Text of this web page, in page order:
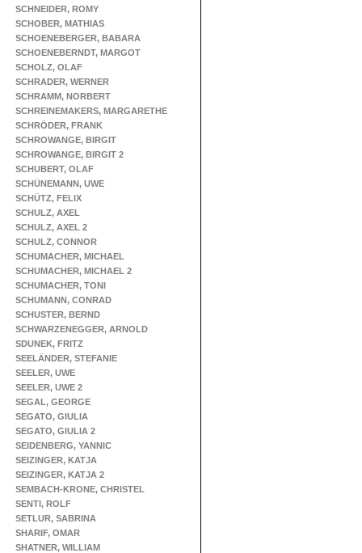
SCHNEIDER, ROMY
SCHOBER, MATHIAS
SCHOENEBERGER, BABARA
SCHOENEBERNDT, MARGOT
SCHOLZ, OLAF
SCHRADER, WERNER
SCHRAMM, NORBERT
SCHREINEMAKERS, MARGARETHE
SCHRÖDER, FRANK
SCHROWANGE, BIRGIT
SCHROWANGE, BIRGIT 2
SCHUBERT, OLAF
SCHÜNEMANN, UWE
SCHÜTZ, FELIX
SCHULZ, AXEL
SCHULZ, AXEL 2
SCHULZ, CONNOR
SCHUMACHER, MICHAEL
SCHUMACHER, MICHAEL 2
SCHUMACHER, TONI
SCHUMANN, CONRAD
SCHUSTER, BERND
SCHWARZENEGGER, ARNOLD
SDUNEK, FRITZ
SEELÄNDER, STEFANIE
SEELER, UWE
SEELER, UWE 2
SEGAL, GEORGE
SEGATO, GIULIA
SEGATO, GIULIA 2
SEIDENBERG, YANNIC
SEIZINGER, KATJA
SEIZINGER, KATJA 2
SEMBACH-KRONE, CHRISTEL
SENTI, ROLF
SETLUR, SABRINA
SHARIF, OMAR
SHATNER, WILLIAM